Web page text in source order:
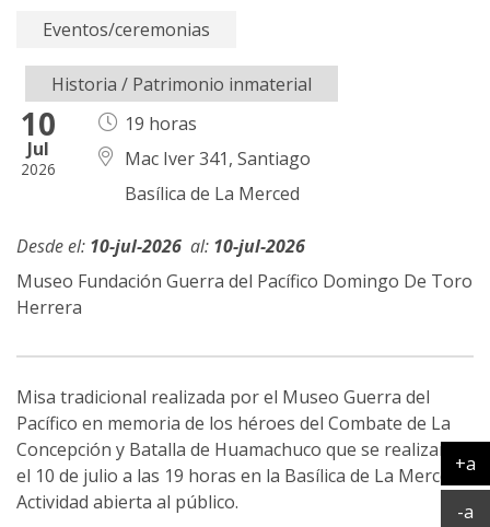
Eventos/ceremonias
Historia / Patrimonio inmaterial
10
Jul
2026
19 horas
Mac Iver 341, Santiago
Basílica de La Merced
10-jul-2026
10-jul-2026
Museo Fundación Guerra del Pacífico Domingo De Toro
Herrera
Misa tradicional realizada por el Museo Guerra del
Pacífico en memoria de los héroes del Combate de La
Concepción y Batalla de Huamachuco que se realizará
el 10 de julio a las 19 horas en la Basílica de La Merced.
Actividad abierta al público.
+a
-a